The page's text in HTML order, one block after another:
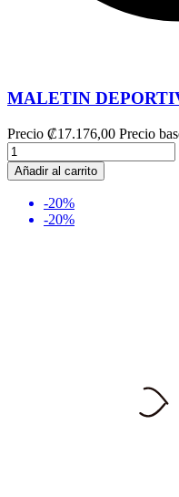
MALETIN
Precio ₡17.176,00 Precio
Añadir al carrito
-20%
-20%